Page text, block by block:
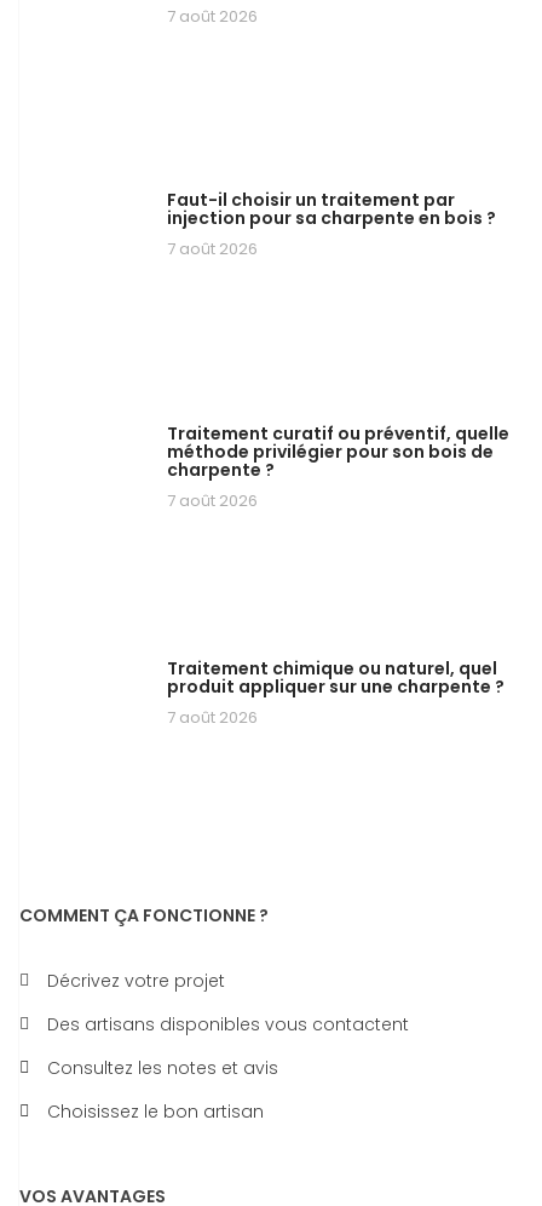
7 août 2026
Faut-il choisir un traitement par
injection pour sa charpente en bois ?
7 août 2026
Traitement curatif ou préventif, quelle
méthode privilégier pour son bois de
charpente ?
7 août 2026
Traitement chimique ou naturel, quel
produit appliquer sur une charpente ?
7 août 2026
COMMENT ÇA FONCTIONNE ?
Décrivez votre projet
Des artisans disponibles vous contactent
Consultez les notes et avis
Choisissez le bon artisan
VOS AVANTAGES